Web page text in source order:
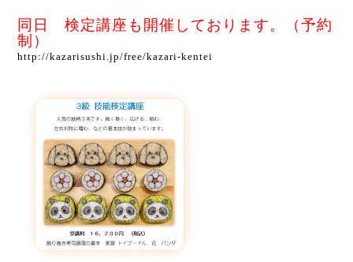
同日 検定講座も開催しております。（予約
制）
http://kazarisushi.jp/free/kazari-kentei